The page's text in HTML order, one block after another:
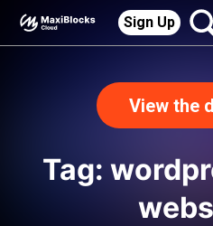
Sign Up
View the
Tag: